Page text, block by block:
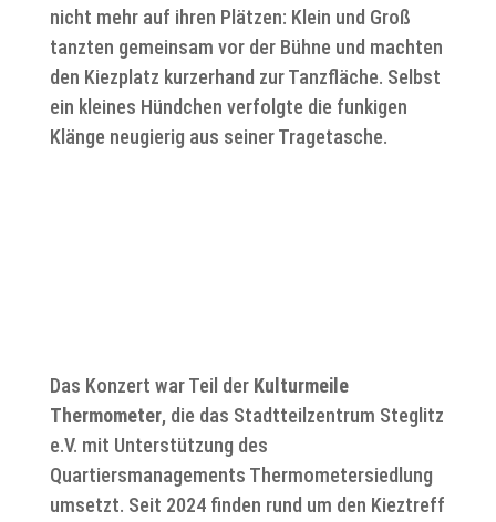
nicht mehr auf ihren Plätzen: Klein und Groß
tanzten gemeinsam vor der Bühne und machten
den Kiezplatz kurzerhand zur Tanzfläche. Selbst
ein kleines Hündchen verfolgte die funkigen
Klänge neugierig aus seiner Tragetasche.
Das Konzert war Teil der Kulturmeile
Thermometer, die das Stadtteilzentrum Steglitz
e.V. mit Unterstützung des
Quartiersmanagements Thermometersiedlung
umsetzt. Seit 2024 finden rund um den Kieztreff